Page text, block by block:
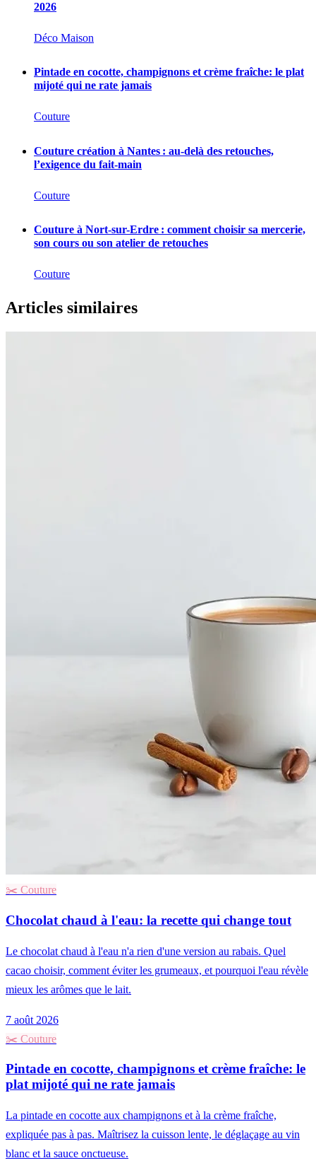
2026
Déco Maison
Pintade en cocotte, champignons et crème fraîche: le plat
mijoté qui ne rate jamais
Couture
Couture création à Nantes : au-delà des retouches,
l’exigence du fait-main
Couture
Couture à Nort-sur-Erdre : comment choisir sa mercerie,
son cours ou son atelier de retouches
Couture
Articles similaires
✂️ Couture
Chocolat chaud à l'eau: la recette qui change tout
Le chocolat chaud à l'eau n'a rien d'une version au rabais. Quel
cacao choisir, comment éviter les grumeaux, et pourquoi l'eau révèle
mieux les arômes que le lait.
7 août 2026
✂️ Couture
Pintade en cocotte, champignons et crème fraîche: le
plat mijoté qui ne rate jamais
La pintade en cocotte aux champignons et à la crème fraîche,
expliquée pas à pas. Maîtrisez la cuisson lente, le déglaçage au vin
blanc et la sauce onctueuse.